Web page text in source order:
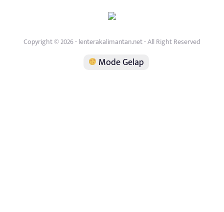
Copyright © 2026 - lenterakalimantan.net - All Right Reserved
Mode Gelap